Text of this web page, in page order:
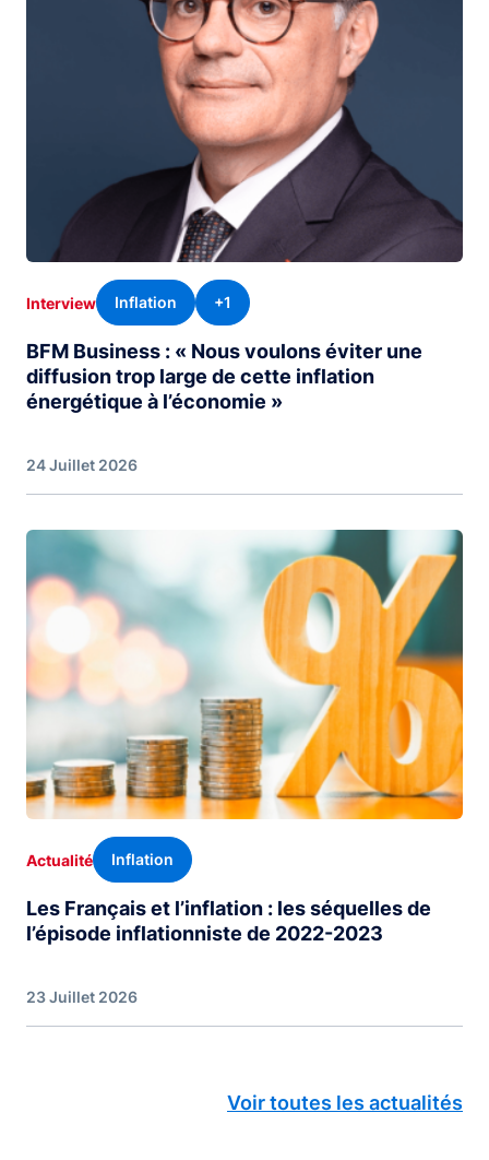
Interview Inflation +1
BFM Business : « Nous voulons éviter une
diffusion trop large de cette inflation
énergétique à l’économie »
24 Juillet 2026
Image
Actualité Inflation
Les Français et l’inflation : les séquelles de
l’épisode inflationniste de 2022-2023
23 Juillet 2026
Voir toutes les actualités